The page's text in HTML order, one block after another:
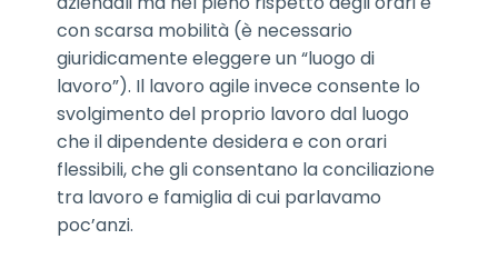
con scarsa mobilità (è necessario
giuridicamente eleggere un “luogo di
lavoro”). Il lavoro agile invece consente lo
svolgimento del proprio lavoro dal luogo
che il dipendente desidera e con orari
flessibili, che gli consentano la conciliazione
tra lavoro e famiglia di cui parlavamo
poc’anzi.